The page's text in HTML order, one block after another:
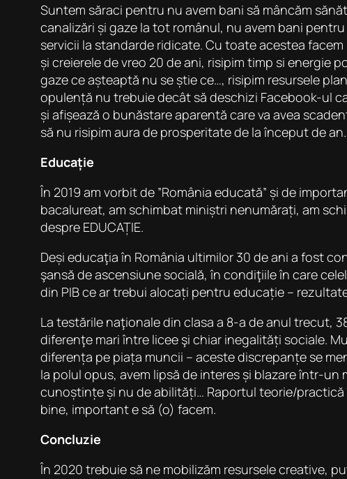
Suntem săraci pentru nu avem bani să mâncăm
canalizări și gaze la tot românul, nu avem bani
servicii la standarde ridicate. Cu toate acestea
și creierele de vreo 20 de ani, risipim timp si energie
gaze ce așteaptă nu se știe ce…, risipim resursele
opulență nu trebuie decât să deschizi Facebook-ul
și afișează o bunăstare aparentă care va avea
să nu risipim aura de prosperitate de la început de an.
Educație
În 2019 am vorbit de ”România educată” și de
bacalureat, am schimbat miniștri nenumărați, am
despre EDUCAȚIE.
Deși educaţia în România ultimilor 30 de ani a fost
şansă de ascensiune socială, în condiţiile în care
din PIB ce ar trebui alocați pentru educație –
La testările naţionale din clasa a 8-a de anul trecut,
diferenţe mari între licee şi chiar inegalități sociale.
diferența pe piața muncii – aceste discrepanțe se
la polul opus, avem lipsă de interes și blazare într-
cunoștințe și nu de abilități… Raportul teorie/practică
bine, important e să (o) facem.
Concluzie
În 2020 trebuie să ne mobilizăm resursele creative,